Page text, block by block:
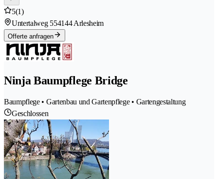
5(1)
Untertalweg 554144 Arlesheim
Offerte anfragen
Ninja Baumpflege Bridge
Baumpflege • Gartenbau und Gartenpflege • Gartengestaltung
Geschlossen